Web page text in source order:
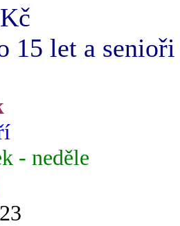
15 let a
- neděle